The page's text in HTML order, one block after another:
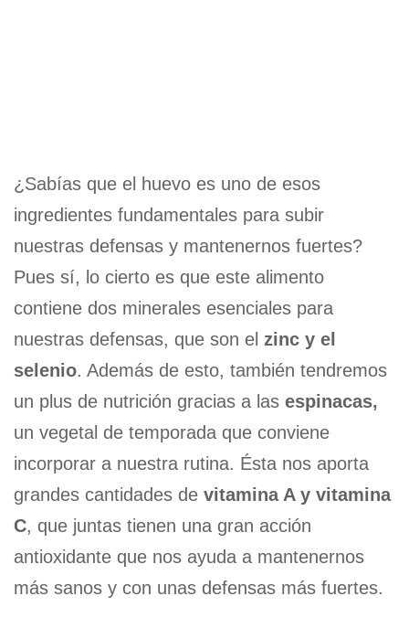
¿Sabías que el huevo es uno de esos
ingredientes fundamentales para subir
nuestras defensas y mantenernos fuertes?
Pues sí, lo cierto es que este alimento
contiene dos minerales esenciales para
nuestras defensas, que son el zinc y el
selenio. Además de esto, también tendremos
un plus de nutrición gracias a las espinacas,
un vegetal de temporada que conviene
incorporar a nuestra rutina. Ésta nos aporta
grandes cantidades de vitamina A y vitamina
C, que juntas tienen una gran acción
antioxidante que nos ayuda a mantenernos
más sanos y con unas defensas más fuertes.